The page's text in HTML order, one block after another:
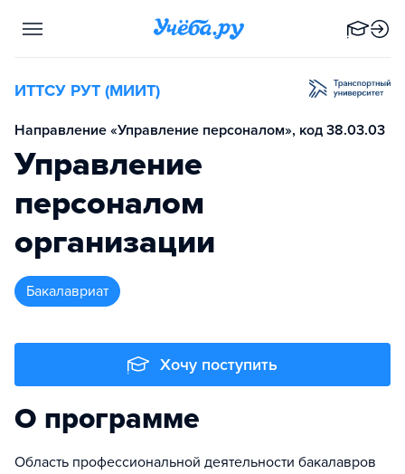
ИТТСУ РУТ (МИИТ)
Направление «Управление персоналом», код 38.03.03
Управление
персоналом
организации
бакалавриат
Хочу поступить
О программе
Область профессиональной деятельности бакалавров